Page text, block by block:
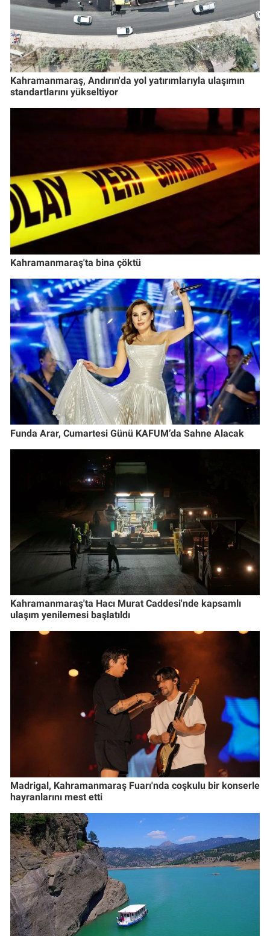
Kahramanmaraş, Andırın'da yol yatırımlarıyla ulaşımın
standartlarını yükseltiyor
Kahramanmaraş'ta bina çöktü
Funda Arar, Cumartesi Günü KAFUM’da Sahne Alacak
Kahramanmaraş'ta Hacı Murat Caddesi'nde kapsamlı
ulaşım yenilemesi başlatıldı
Madrigal, Kahramanmaraş Fuarı'nda coşkulu bir konserle
hayranlarını mest etti